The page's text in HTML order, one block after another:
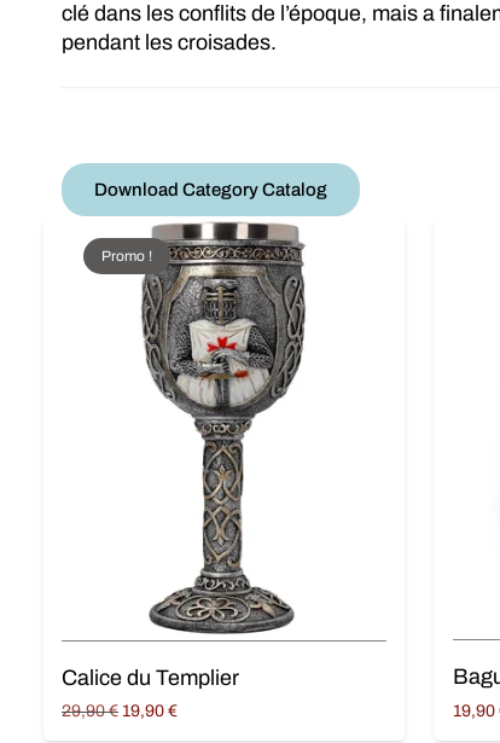
clé dans les conflits de l’époque, mais a
pendant les croisades.
Download Category Catalog
Promo !
Calice du Templier
29,90€ Original
19,90 €Current
Ajouter au panier
19,90
Choix